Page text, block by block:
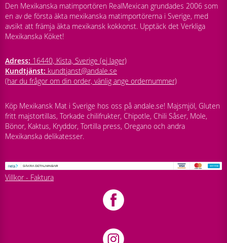
Den Mexikanska matimportören RealMexican grundades 2006 som
en av de första äkta mexikanska matimportörerna i Sverige, med
avsikt att främja äkta mexikansk kokkonst. Upptäck det Verkliga
Mexikanska Köket!
Adress: 16440, Kista, Sverige (ej lager)
Kundtjänst: kundtjanst@andale.se
(har du frågor om din order, vänlig ange ordernummer)
Köp Mexikansk Mat i Sverige hos oss på andale.se! Majsmjöl, Gluten
fritt majstortillas, Torkade chilifrukter, Chipotle, Chili Såser, Mole,
Bönor, Kaktus, Kryddor, Tortilla press, Oregano och andra
Mexikanska delikatesser.
Villkor - Faktura